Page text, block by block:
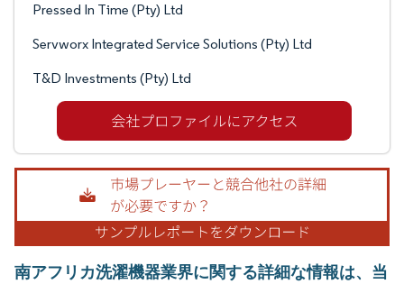
Pressed In Time (Pty) Ltd
Servworx Integrated Service Solutions (Pty) Ltd
T&D Investments (Pty) Ltd
南アフリカ洗濯機器業界に関する詳細な情報は、当